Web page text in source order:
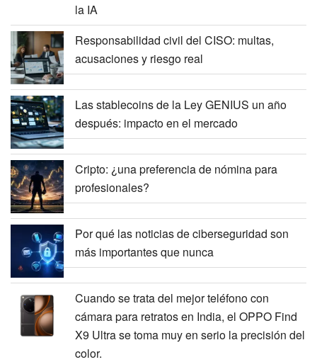
la IA
Responsabilidad civil del CISO: multas,
acusaciones y riesgo real
Las stablecoins de la Ley GENIUS un año
después: impacto en el mercado
Cripto: ¿una preferencia de nómina para
profesionales?
Por qué las noticias de ciberseguridad son
más importantes que nunca
Cuando se trata del mejor teléfono con
cámara para retratos en India, el OPPO Find
X9 Ultra se toma muy en serio la precisión del
color.